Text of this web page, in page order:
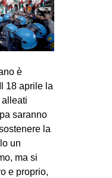
è
18 aprile la
alleati
saranno
la
un
ma si
e proprio,